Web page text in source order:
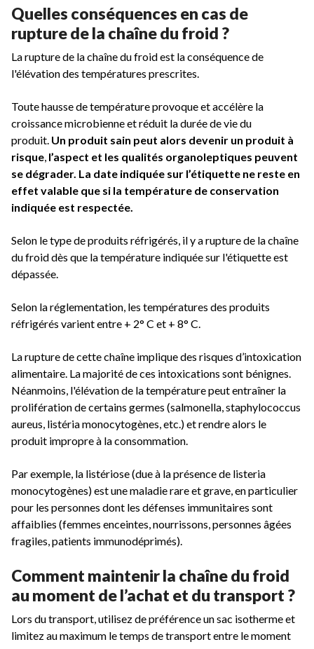
Quelles conséquences en cas de
rupture de la chaîne du froid ?
La rupture de la chaîne du froid est la conséquence de
l'élévation des températures prescrites.
Toute hausse de température provoque et accélère la
croissance microbienne et réduit la durée de vie du
produit. Un produit sain peut alors devenir un produit à
risque, l’aspect et les qualités organoleptiques peuvent
se dégrader. La date indiquée sur l’étiquette ne reste en
effet valable que si la température de conservation
indiquée est respectée.
Selon le type de produits réfrigérés, il y a rupture de la chaîne
du froid dès que la température indiquée sur l'étiquette est
dépassée.
Selon la réglementation, les températures des produits
réfrigérés varient entre + 2° C et + 8° C.
La rupture de cette chaîne implique des risques d’intoxication
alimentaire. La majorité de ces intoxications sont bénignes.
Néanmoins, l'élévation de la température peut entraîner la
prolifération de certains germes (salmonella, staphylococcus
aureus, listéria monocytogènes, etc.) et rendre alors le
produit impropre à la consommation.
Par exemple, la listériose (due à la présence de listeria
monocytogènes) est une maladie rare et grave, en particulier
pour les personnes dont les défenses immunitaires sont
affaiblies (femmes enceintes, nourrissons, personnes âgées
fragiles, patients immunodéprimés).
Comment maintenir la chaîne du froid
au moment de l’achat et du transport ?
Lors du transport, utilisez de préférence un sac isotherme et
limitez au maximum le temps de transport entre le moment